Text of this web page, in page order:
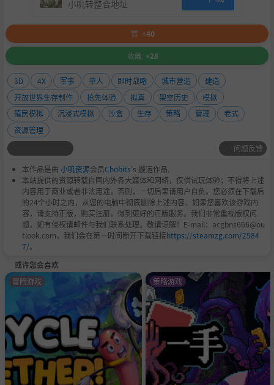
小叽转整合地址
赞 +40
收藏 +28
3D 4X 军事 单人 即时战略 城市营造
建造
开放世界生存制作
抢先体验 拟真 架空历史
模拟
殖民模拟
沉浸式模拟 沙盒 生存 策略 管理
老式
资源管理
问题反馈
本作品是由 小叽资源会员Chobits's 搬运作品.
本站提供的资源转载自国内外各大媒体和网络，仅供试玩体验；不得将上述
内容用于商业或者非法用途，否则，一切后果请用户自负。您必须在下载后
的24个小时之内，从您的电脑中彻底删除上述内容。如果您喜欢该游戏内
容，请支持正版，购买注册，得到更好的正版服务。我们非常重视版权问
题，如有侵权请邮件与我们联系处理。敬请谅解！E-mail：acgbns666@ou
tlook.com，我们会在第一时间断开下载链接https://steamzg.com/2584
7/。
或许您会喜欢
冒险游戏 策略游戏